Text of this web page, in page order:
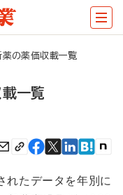
薬の薬価収載一覧
載一覧
たデータを年別に